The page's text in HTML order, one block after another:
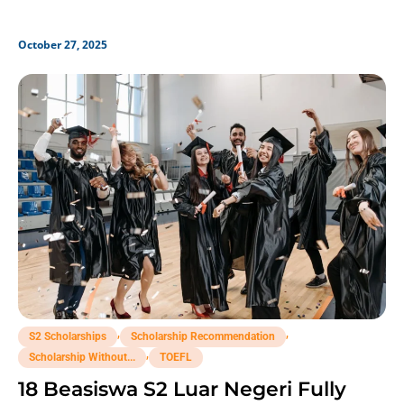
October 27, 2025
S2 Scholarships , Scholarship Recommendation
,
Scholarship Without...
, TOEFL
18 Beasiswa S2 Luar Negeri Fully